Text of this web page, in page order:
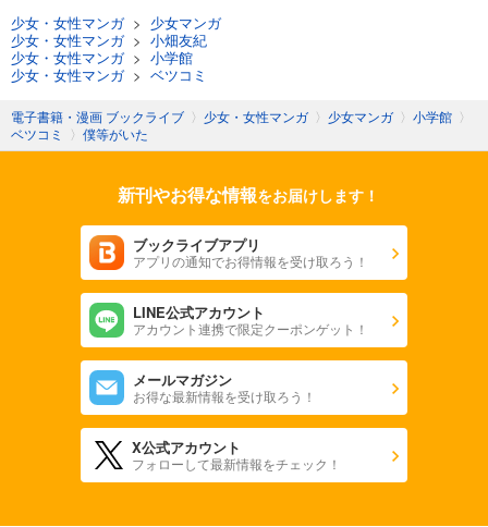
少女・女性マンガ> 少女マンガ
少女・女性マンガ> 小畑友紀
少女・女性マンガ> 小学館
少女・女性マンガ> ベツコミ
電子書籍・漫画 ブックライブ 〉 少女・女性マンガ 〉 少女マンガ 〉 小学館 〉
ベツコミ
〉 僕等がいた
新刊やお得な情報をお届けします！
ブックライブアプリ
アプリの通知でお得情報を受け取ろう！
LINE公式アカウント
アカウント連携で限定クーポンゲット！
メールマガジン
お得な最新情報を受け取ろう！
X公式アカウント
フォローして最新情報をチェック！